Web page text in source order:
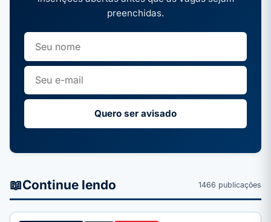
preenchidas.
Quero ser avisado
📖Continue lendo 1466 publicações